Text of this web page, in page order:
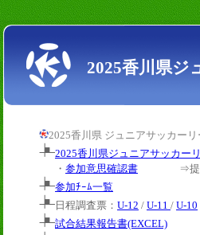
2025香川県ジュ
2025香川県 ジュニアサッカー
2025香川県ジュニアサッカー
・ 参加意思確認書 ⇒提出納
参加ﾁｰﾑ一覧
日程調査票： U-12 / U-11 / U-10
試合結果報告書(EXCEL)